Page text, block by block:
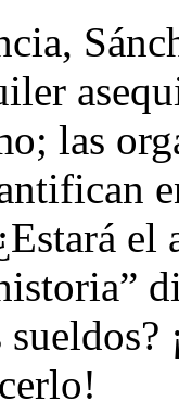
las